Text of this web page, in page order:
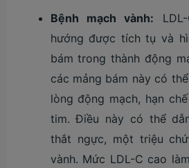
Bệnh mạch vành:
hướng được tích tụ và
bám trong thành động
các mảng bám này có
lòng động mạch, hạn
tim. Điều này có thể
thắt ngực, một triệu
vành. Mức LDL-C cao